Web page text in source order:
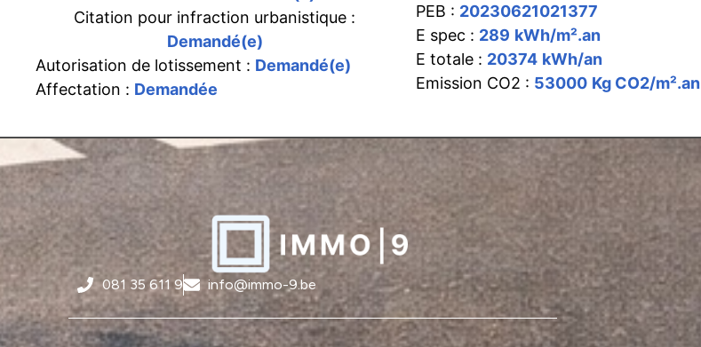
Citation pour infraction urbanistique :
Demandé(e)
Autorisation de lotissement : Demandé(e)
Affectation : Demandée
PEB : 20230621021377
E spec : 289 kWh/m².an
E totale : 20374 kWh/an
Emission CO2 : 53000 Kg CO2/m².an
081 35 611 9 info@immo-9.be